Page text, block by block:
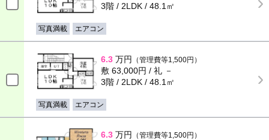
3階 / 2LDK / 48.1㎡
写真満載 エアコン
6.3 万円 （管理費等1,500円）
敷 63,000円 / 礼 －
3階 / 2LDK / 48.1㎡
写真満載 エアコン
6.3 万円 （管理費等1,500円）